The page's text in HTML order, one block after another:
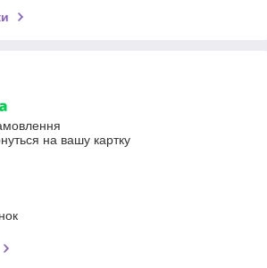
на вашу картку